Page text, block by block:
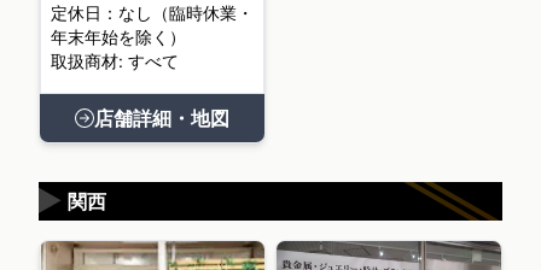
定休日：なし（臨時休業・
年末年始を除く）
取扱商材: すべて
店舗詳細・地図
関西
▶